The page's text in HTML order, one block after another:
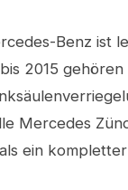
Benz ist
2015
Mercedes
ein